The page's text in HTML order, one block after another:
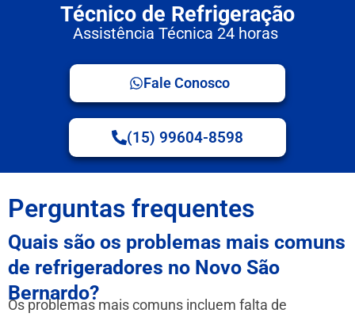
Técnico de Refrigeração
Assistência Técnica 24 horas
Fale Conosco
(15) 99604-8598
Perguntas frequentes
Quais são os problemas mais comuns
de refrigeradores no Novo São
Bernardo?
Os problemas mais comuns incluem falta de